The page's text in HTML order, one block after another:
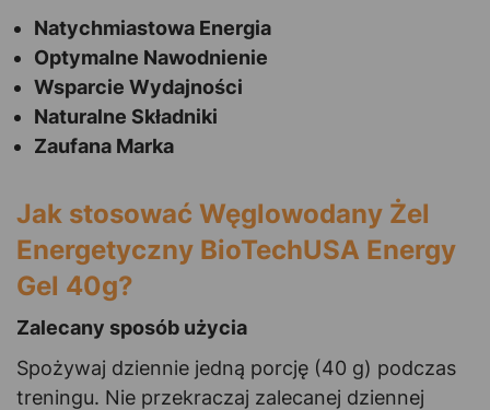
Natychmiastowa Energia
Optymalne Nawodnienie
Wsparcie Wydajności
Naturalne Składniki
Zaufana Marka
Jak stosować Węglowodany Żel
Energetyczny BioTechUSA Energy
Gel 40g?
Zalecany sposób użycia
Spożywaj dziennie jedną porcję (40 g) podczas
treningu. Nie przekraczaj zalecanej dziennej